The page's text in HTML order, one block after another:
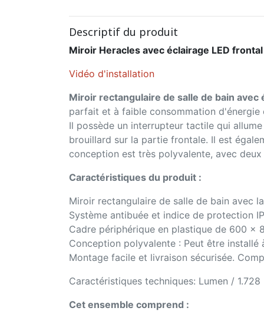
Descriptif du produit
Miroir Heracles avec éclairage LED
Vidéo d'installation
Miroir rectangulaire de salle de bain
parfait et à faible consommation d'énergie
Il possède un interrupteur tactile qui
brouillard sur la partie frontale. Il est
conception est très polyvalente, avec
Caractéristiques du produit :
Miroir rectangulaire de salle de bain avec
Système antibuée et indice de protection
Cadre périphérique en plastique de 600 x
Conception polyvalente : Peut être
Montage facile et livraison sécurisée.
Caractéristiques techniques: Lumen /
Cet ensemble comprend :